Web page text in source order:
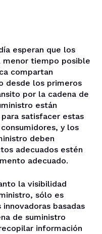
esperan que los
menor tiempo posible
compartan
desde los primeros
por la cadena de
están
satisfacer estas
y los
deben
adecuados estén
adecuado.
la visibilidad
sólo es
basadas
de suministro
información